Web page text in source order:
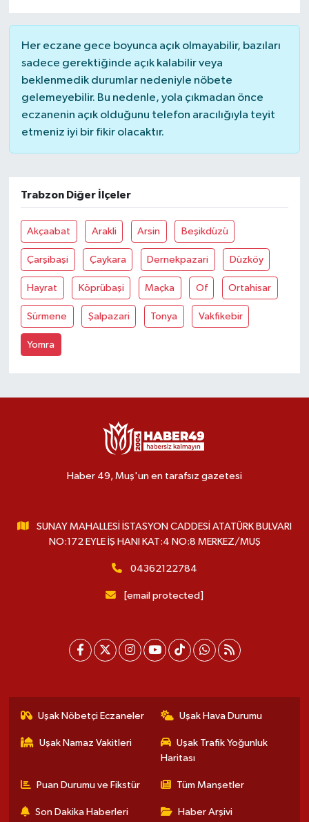
Her eczane gece boyunca açık olmayabilir, bazıları
sadece gerektiğinde açık kalabilir veya
beklenmedik durumlar nedeniyle nöbete
gelemeyebilir. Bu nedenle, yola çıkmadan önce
eczanenin açık olduğunu telefon aracılığıyla teyit
etmeniz iyi bir fikir olacaktır.
Trabzon Diğer İlçeler
Akçaabat Arakli Arsin Beşikdüzü
Çarşibaşi Çaykara Dernekpazari Düzköy
Hayrat Köprübaşi Maçka Of Ortahisar
Sürmene Şalpazari Tonya Vakfikebir
Yomra
Haber 49, Muş'un en tarafsız gazetesi
SUNAY MAHALLESİ İSTASYON CADDESİ ATATÜRK BULVARI
NO:172 EYLE İŞ HANI KAT:4 NO:8 MERKEZ/MUŞ
04362122784
[email protected]
Uşak Nöbetçi Eczaneler Uşak Hava Durumu
Uşak Namaz Vakitleri
Uşak Trafik Yoğunluk
Haritası
Puan Durumu ve Fikstür Tüm Manşetler
Son Dakika Haberleri Haber Arşivi